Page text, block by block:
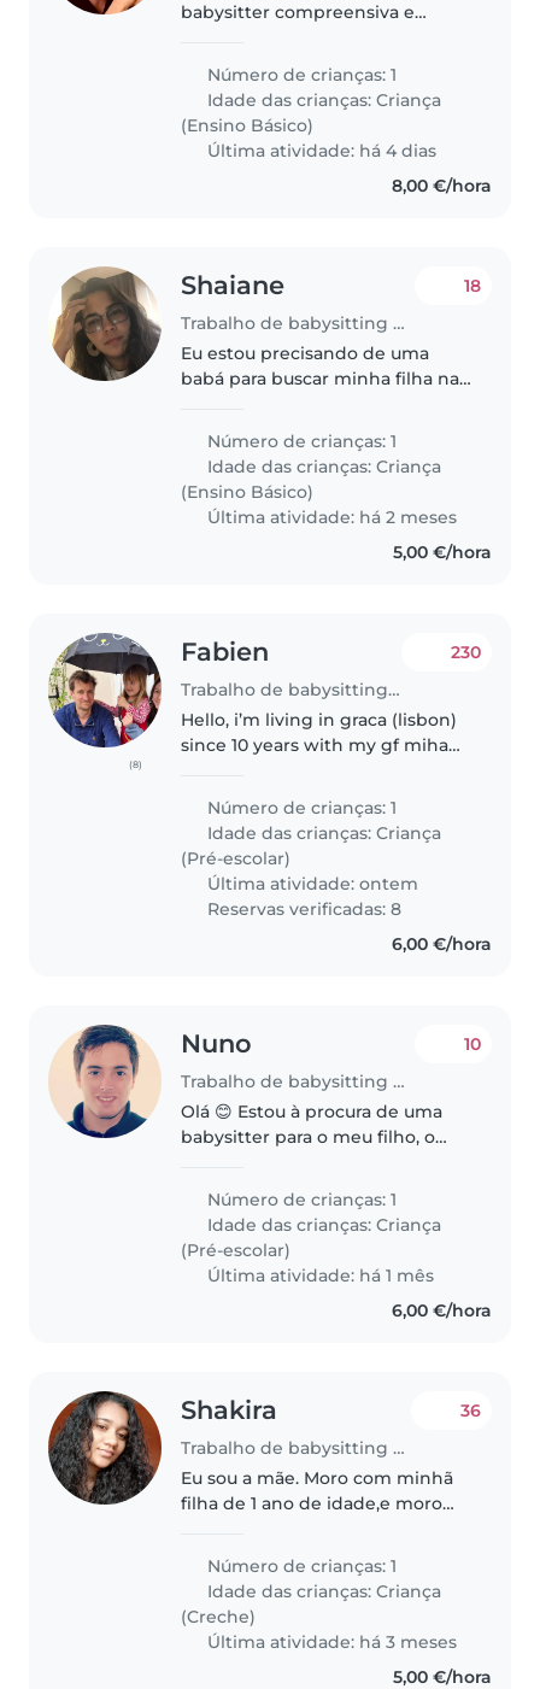
babysitter compreensiva e
filho, que está no ensino
fundamental e tem autismo. Ele
é amigável, calmo e afetuoso, e
adoraria alguém..
Número de crianças: 1
Idade das crianças:Criança
(Ensino Básico)
Última atividade: há 4 dias
8,00 €/hora
Shaiane
Trabalho de babysitting em Moita
18
Eu estou precisando de uma
babá para buscar minha filha na
chegar do trabalho Então seria
do horário das 16:00 até as 18:00
São 03 horas sendo 04 vezes..
Número de crianças: 1
Idade das crianças:Criança
(Ensino Básico)
Última atividade: há 2 meses
5,00 €/hora
(8)
Fabien
Trabalho de babysitting em Moita
230
Hello, i’m living in graca (lisbon)
since 10 years with my gf miha
where i have my studio. We are
looking for a reliable babysitter
to take car of our..
Número de crianças: 1
Idade das crianças:Criança
(Pré-escolar)
Última atividade: ontem
Reservas verificadas: 8
6,00 €/hora
Nuno
Trabalho de babysitting em Moita
10
Olá 😊 Estou à procura de uma
babysitter para o meu filho, o
Ele é uma criança muito calma,
simpática e fácil de lidar. Eu e a
mãe trabalhamos por..
Número de crianças: 1
Idade das crianças:Criança
(Pré-escolar)
Última atividade: há 1 mês
6,00 €/hora
Shakira
Trabalho de babysitting em Moita
36
Eu sou a mãe. Moro com minhã
filha de 1 ano de idade,e moro
irmão também, gostava de ter
uma ama ao domicílio para ficar
com a minha..
Número de crianças: 1
Idade das crianças:Criança
(Creche)
Última atividade: há 3 meses
5,00 €/hora